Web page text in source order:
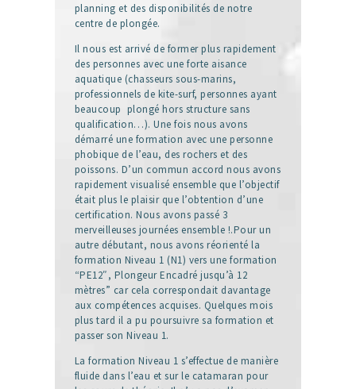
planning et des disponibilités de notre
centre de plongée.
Il nous est arrivé de former plus rapidement
des personnes avec une forte aisance
aquatique (chasseurs sous-marins,
professionnels de kite-surf, personnes ayant
beaucoup plongé hors structure sans
qualification…). Une fois nous avons
démarré une formation avec une personne
phobique de l’eau, des rochers et des
poissons. D’un commun accord nous avons
rapidement visualisé ensemble que l’objectif
était plus le plaisir que l’obtention d’une
certification. Nous avons passé 3
merveilleuses journées ensemble !.Pour un
autre débutant, nous avons réorienté la
formation Niveau 1 (N1) vers une formation
“PE12″, Plongeur Encadré jusqu’à 12
mètres” car cela correspondait davantage
aux compétences acquises. Quelques mois
plus tard il a pu poursuivre sa formation et
passer son Niveau 1.
La formation Niveau 1 s’effectue de manière
fluide dans l’eau et sur le catamaran pour